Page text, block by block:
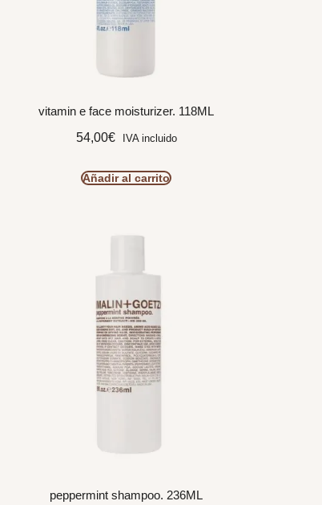
vitamin e face moisturizer. 118ML
54,00€ IVA incluido
Añadir al carrito
peppermint shampoo. 236ML